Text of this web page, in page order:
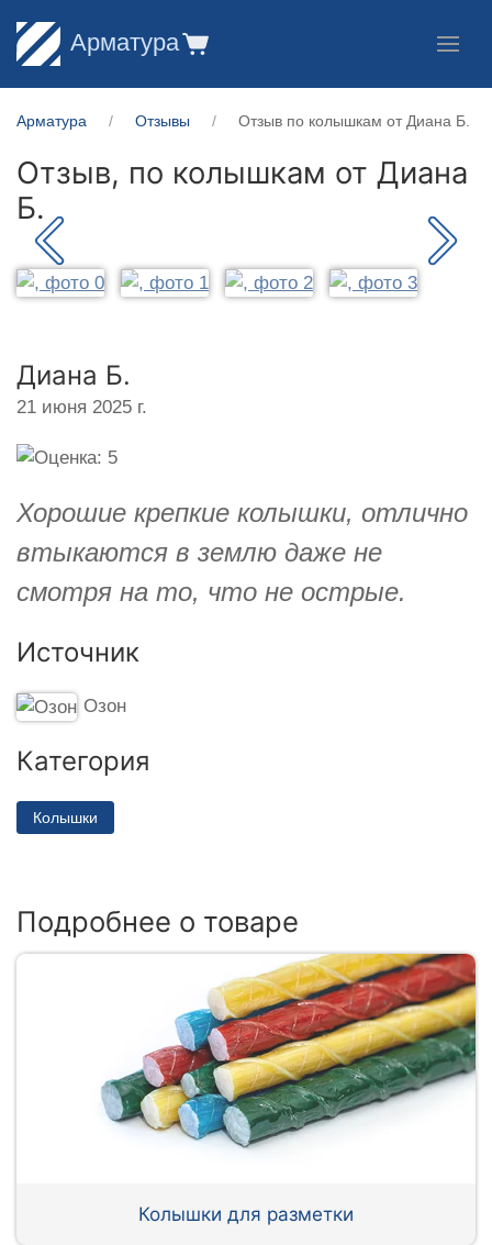
Арматура
Арматура Отзывы Отзыв по колышкам от Диана Б.
Отзыв, по колышкам от Диана
Б.
Диана Б.
21 июня 2025 г.
Хорошие крепкие колышки, отлично
втыкаются в землю даже не
смотря на то, что не острые.
Источник
Озон
Категория
Колышки
Подробнее о товаре
Колышки для разметки